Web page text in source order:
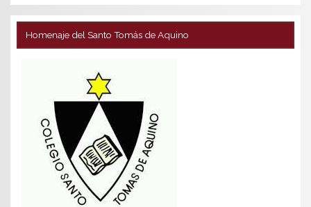
Homenaje del Santo Tomás de Aquino